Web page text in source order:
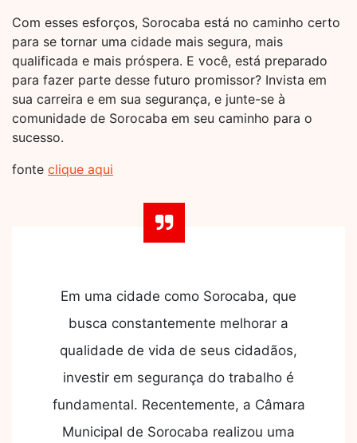
Com esses esforços, Sorocaba está no caminho certo
para se tornar uma cidade mais segura, mais
qualificada e mais próspera. E você, está preparado
para fazer parte desse futuro promissor? Invista em
sua carreira e em sua segurança, e junte-se à
comunidade de Sorocaba em seu caminho para o
sucesso.
fonte clique aqui
Em uma cidade como Sorocaba, que
busca constantemente melhorar a
qualidade de vida de seus cidadãos,
investir em segurança do trabalho é
fundamental. Recentemente, a Câmara
Municipal de Sorocaba realizou uma